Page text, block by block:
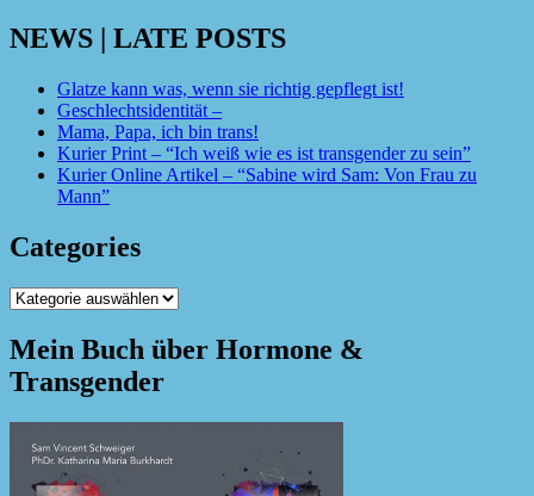
NEWS | LATE POSTS
Glatze kann was, wenn sie richtig gepflegt ist!
Geschlechtsidentität –
Mama, Papa, ich bin trans!
Kurier Print – “Ich weiß wie es ist transgender zu sein”
Kurier Online Artikel – “Sabine wird Sam: Von Frau zu
Mann”
Categories
Categories
Mein Buch über Hormone &
Transgender